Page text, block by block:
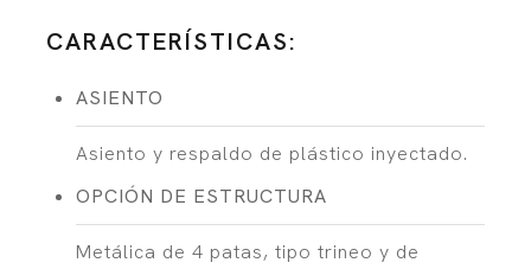
CARACTERÍSTICAS:
ASIENTO
Asiento y respaldo de plástico inyectado.
OPCIÓN DE ESTRUCTURA
Metálica de 4 patas, tipo trineo y de